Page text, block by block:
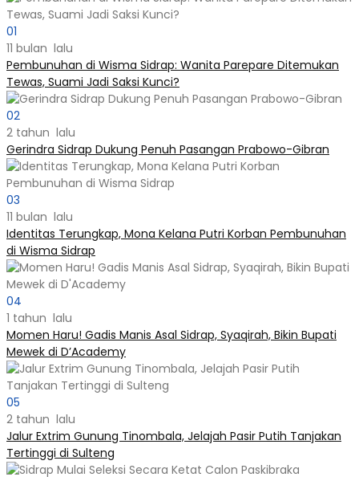
01
11 bulan lalu
Pembunuhan di Wisma Sidrap: Wanita Parepare Ditemukan
Tewas, Suami Jadi Saksi Kunci?
02
2 tahun lalu
Gerindra Sidrap Dukung Penuh Pasangan Prabowo-Gibran
03
11 bulan lalu
Identitas Terungkap, Mona Kelana Putri Korban Pembunuhan
di Wisma Sidrap
04
1 tahun lalu
Momen Haru! Gadis Manis Asal Sidrap, Syaqirah, Bikin Bupati
Mewek di D’Academy​
05
2 tahun lalu
Jalur Extrim Gunung Tinombala, Jelajah Pasir Putih Tanjakan
Tertinggi di Sulteng